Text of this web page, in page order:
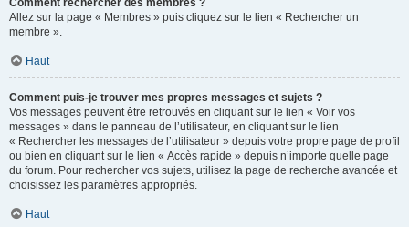
Comment rechercher des membres ?
Allez sur la page « Membres » puis cliquez sur le lien « Rechercher un
membre ».
Haut
Comment puis-je trouver mes propres messages et sujets ?
Vos messages peuvent être retrouvés en cliquant sur le lien « Voir vos
messages » dans le panneau de l’utilisateur, en cliquant sur le lien
« Rechercher les messages de l’utilisateur » depuis votre propre page de profil
ou bien en cliquant sur le lien « Accès rapide » depuis n’importe quelle page
du forum. Pour rechercher vos sujets, utilisez la page de recherche avancée et
choisissez les paramètres appropriés.
Haut